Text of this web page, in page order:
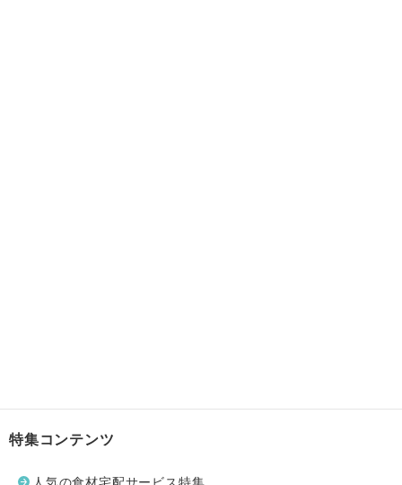
特集コンテンツ